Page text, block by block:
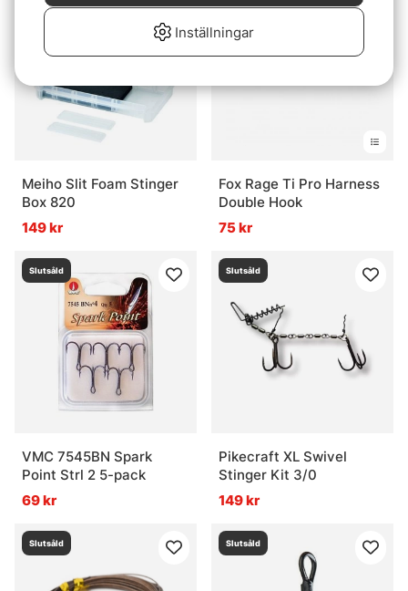
Meiho Slit Foam Stinger
Box 820
149 kr
Fox Rage Ti Pro Harness
Double Hook
75 kr
Slutsåld
VMC 7545BN Spark
Point Strl 2 5-pack
69 kr
Slutsåld
Pikecraft XL Swivel
Stinger Kit 3/0
149 kr
Slutsåld Slutsåld
Inställningar